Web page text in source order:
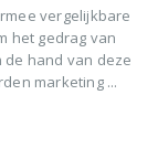
vergelijkbare
het gedrag van
hand van deze
marketing ...